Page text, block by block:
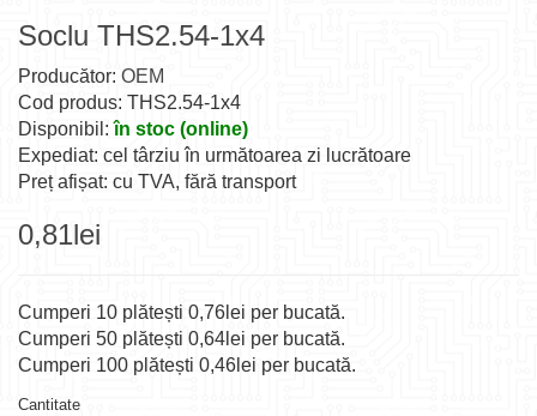
Soclu THS2.54-1x4
Producător: OEM
Cod produs: THS2.54-1x4
Disponibil:în stoc (online)
Expediat: cel târziu în următoarea zi lucrătoare
Preț afișat: cu TVA, fără transport
0,81lei
Cumperi 10 plătești 0,76lei per bucată.
Cumperi 50 plătești 0,64lei per bucată.
Cumperi 100 plătești 0,46lei per bucată.
Cantitate